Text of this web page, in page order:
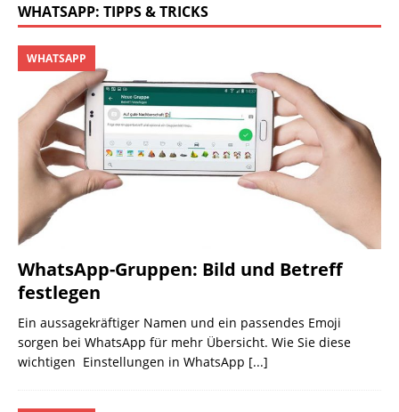
WHATSAPP: TIPPS & TRICKS
WhatsApp-Gruppen: Bild und Betreff
festlegen
WHATSAPP
Ein aussagekräftiger Namen und ein passendes Emoji
sorgen bei WhatsApp für mehr Übersicht. Wie Sie diese
wichtigen Einstellungen in WhatsApp [...]